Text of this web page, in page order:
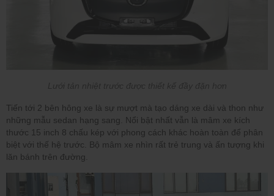
Tiến tới 2 bên hông xe là sự mượt mà tạo dáng xe dài và thon như
những mẫu sedan hạng sang. Nổi bật nhất vẫn là mâm xe kích
thước 15 inch 8 chấu kép với phong cách khác hoàn toàn để phân
biệt với thế hệ trước. Bộ mâm xe nhìn rất trẻ trung và ấn tượng khi
lăn bánh trên đường.